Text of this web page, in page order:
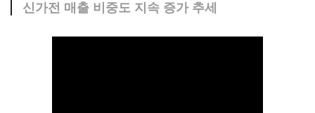
신가전 매출 비중도 지속 증가 추세